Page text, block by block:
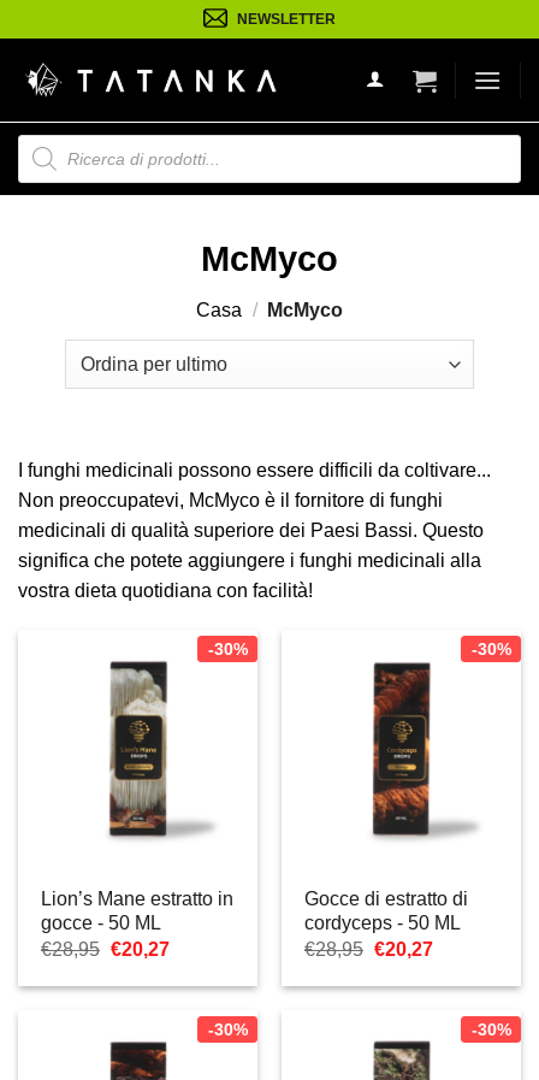
ai
contenuti
NEWSLETTER
Ricerca
prodotti
McMyco
Casa / McMyco
I funghi medicinali possono essere difficili da coltivare...
Non preoccupatevi, McMyco è il fornitore di funghi
medicinali di qualità superiore dei Paesi Bassi. Questo
significa che potete aggiungere i funghi medicinali alla
vostra dieta quotidiana con facilità!
-30%
Lion’s Mane estratto in
gocce - 50 ML
€28,95 Il
originale
€20,27Il
attuale
€20,27.
-30%
Gocce di estratto di
cordyceps - 50 ML
€28,95 Il
originale
€20,27Il
attuale
€20,27.
-30% -30%